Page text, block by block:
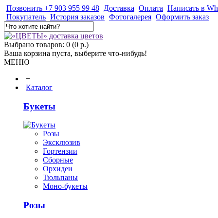
Позвонить +7 903 955 99 48 Доставка Оплата Написать в
Покупатель История заказов Фотогалерея Оформить заказ
Выбрано товаров: 0 (0 р.)
Ваша корзина пуста, выберите что-нибудь!
МЕНЮ
+
Каталог
Букеты
Розы
Эксклюзив
Гортензии
Сборные
Орхидеи
Тюльпаны
Моно-букеты
Розы